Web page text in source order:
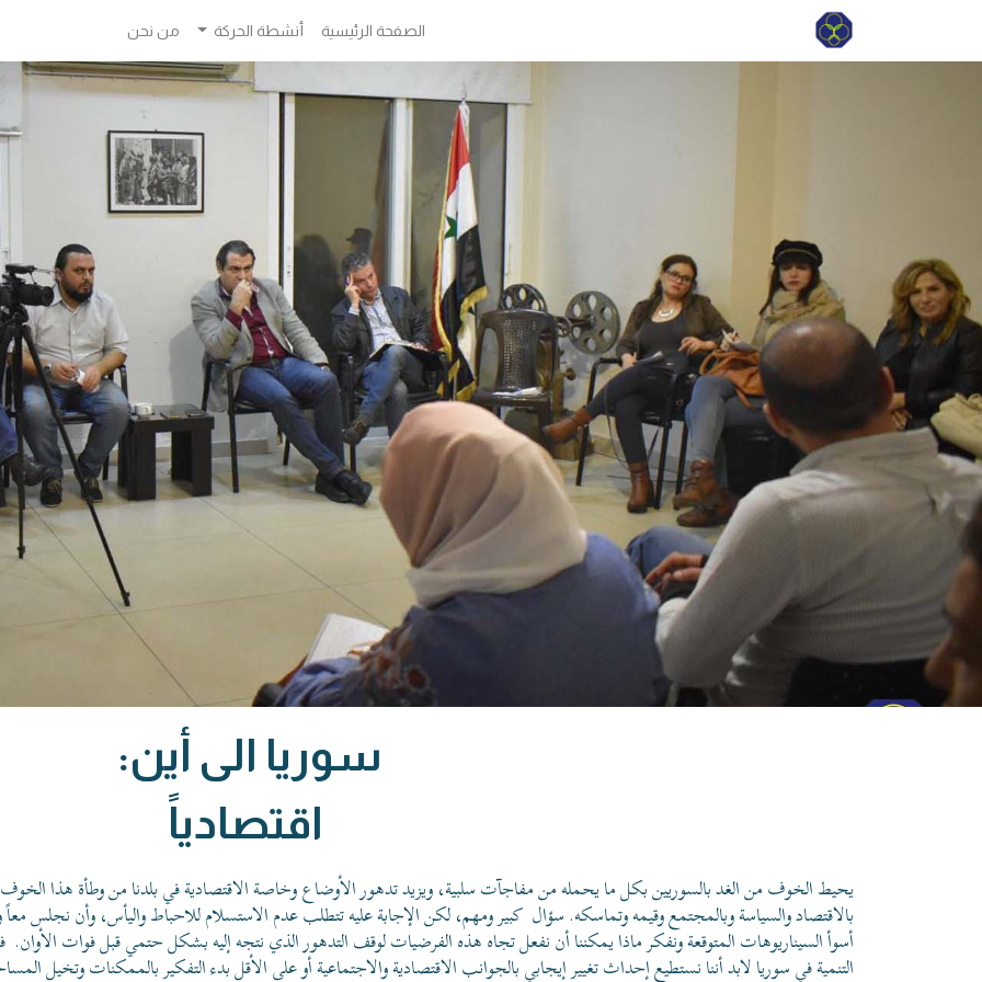
الصفحة الرئيسية أنشطة الحركة من نحن
سوريا الى أين:
اقتصادياً
يحيط الخوف من الغد بالسوريين بكل ما يحمله من مفاجآت سلبية، ويزيد تدهور الأوضاع وخاصة الاقتصادية في بلدنا من وطأة هذا
بالاقتصاد والسياسة وبالمجتمع وقيمه وتماسكه.سؤال كبير ومهم، لكن الإجابة عليه تتطلب عدم الاستسلام للاحباط واليأس، وأن نجلس
أسوأ السيناريوهات المتوقعة ونفكر ماذا يمكننا أن نفعل تجاه هذه الفرضيات لوقف التدهور الذي نتجه إليه بشكل حتمي قبل فوات الأوان.
التنمية في سوريا لابد أننا نستطيع إحداث تغيير إيجابي بالجوانب الاقتصادية والاجتماعية أو على الأقل بدء التفكير بالممكنات وتخيل
حركة مدنية اجتماعية تعمل على بناء الهوية السورية الجامعة
الشراكة والعدالة والتنمية